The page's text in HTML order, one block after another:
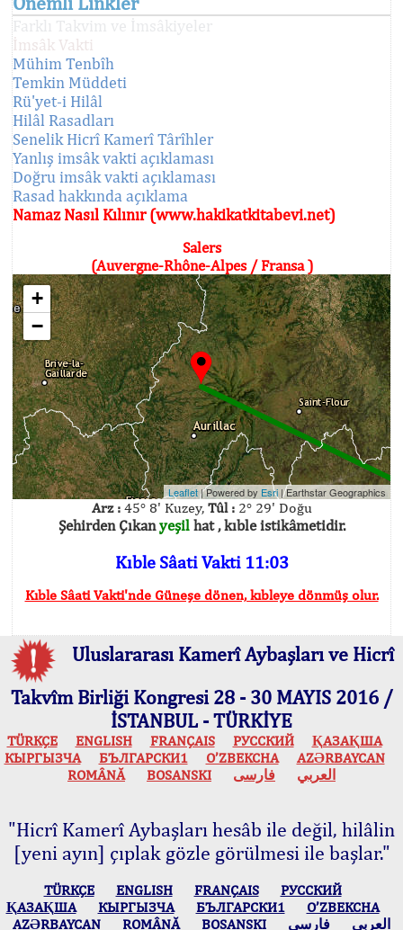
İmsâk Vakti
Mühim Tenbîh
Temkin Müddeti
Rü'yet-i Hilâl
Hilâl Rasadları
Senelik Hicrî Kamerî Târîhler
Yanlış imsâk vakti açıklaması
Doğru imsâk vakti açıklaması
Rasad hakkında açıklama
Namaz Nasıl Kılınır (www.hakikatkitabevi.net)
Salers
(Auvergne-Rhône-Alpes / Fransa )
+
−
Leaflet| Powered by Esri |Earthstar Geographics
Arz :45° 8' Kuzey, Tûl :2° 29' Doğu
Şehirden Çıkanyeşilhat , kıble istikâmetidir.
Kıble Sâati Vakti 11:03
Kıble Sâati Vakti'nde Güneşe dönen, kıbleye dönmüş olur.
Uluslararası Kamerî Aybaşları ve Hicrî
Takvîm Birliği Kongresi 28 - 30 MAYIS 2016 /
İSTANBUL - TÜRKİYE
TÜRKÇE ENGLISH FRANÇAIS РУССКИЙ
ҚАЗАҚША
КЫPГЫЗЧA
БЪЛГАРСКИ1 O’ZBEKCHA
AZӘRBAYCAN
ROMÂNĂ
BOSANSKI العربي فارسی
"Hicrî Kamerî Aybaşları hesâb ile değil, hilâlin
[yeni ayın] çıplak gözle görülmesi ile başlar."
TÜRKÇE ENGLISH FRANÇAIS
РУССКИЙ
ҚАЗАҚША
КЫPГЫЗЧA БЪЛГАРСКИ1
O’ZBEKCHA
AZӘRBAYCAN
ROMÂNĂ BOSANSKI العربي فارسی